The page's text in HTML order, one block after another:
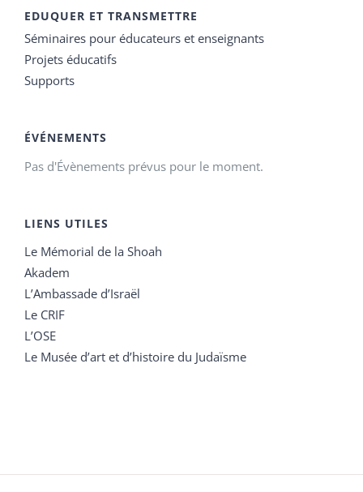
EDUQUER ET TRANSMETTRE
Séminaires pour éducateurs et enseignants
Projets éducatifs
Supports
ÉVÉNEMENTS
Pas d'Évènements prévus pour le moment.
LIENS UTILES
Le Mémorial de la Shoah
Akadem
L’Ambassade d’Israël
Le CRIF
L’OSE
Le Musée d’art et d’histoire du Judaïsme